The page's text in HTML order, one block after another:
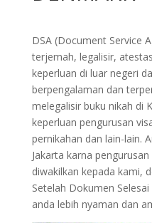
DSA (Document Service
terjemah, legalisir,
keperluan di luar negeri
berpengalaman dan
melegalisir buku nikah di
keperluan pengurusan
pernikahan dan lain-lain.
Jakarta karna
diwakilkan kepada kami,
Setelah Dokumen
anda lebih nyaman dan